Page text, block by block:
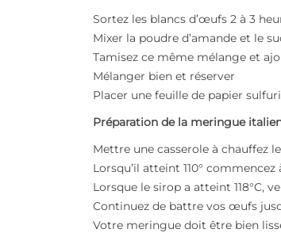
Sortez les blancs d’œufs 2 à 3
Mixer la poudre d’amande et le
Tamisez ce même mélange et
Mélanger bien et réserver
Placer une feuille de papier
Préparation de la meringue
Mettre une casserole à chauffez
Lorsqu’il atteint 110°
Lorsque le sirop a atteint 118°C,
Continuez de battre vos œufs
Votre meringue doit être bien